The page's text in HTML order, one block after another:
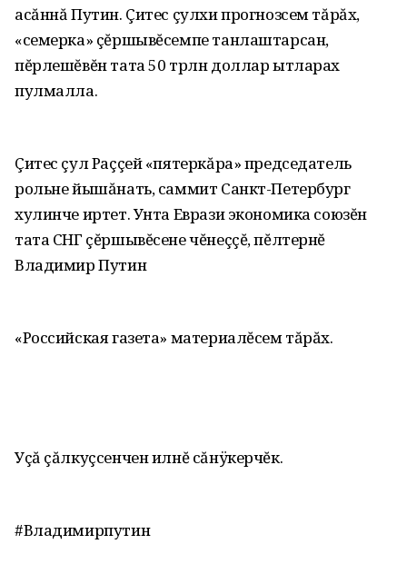
асăннă Путин. Çитес çулхи прогнозсем тăрăх,
«семерка» çĕршывĕсемпе танлаштарсан,
пĕрлешĕвĕн тата 50 трлн доллар ытларах
пулмалла.
Çитес çул Раççей «пятеркăра» председатель
рольне йышăнать, саммит Санкт-Петербург
хулинче иртет. Унта Еврази экономика союзĕн
тата СНГ çĕршывĕсене чĕнеççĕ, пĕлтернĕ
Владимир Путин
«Российская газета» материалĕсем тăрăх.
Уçă çăлкуçсенчен илнĕ сăнÿкерчĕк.
#Владимирпутин